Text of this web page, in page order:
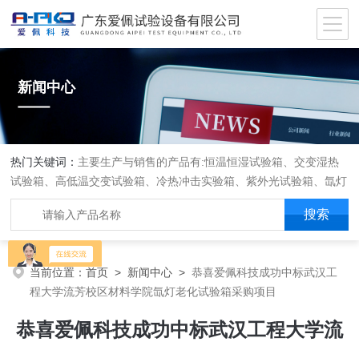
新闻中心
热门关键词： 主要生产与销售的产品有:恒温恒湿试验箱、交变湿热
试验箱、高低温交变试验箱、冷热冲击实验箱、紫外光试验箱、氙灯
老化箱、恒温恒湿实验室、沙尘试验箱、淋雨试验箱、盐水喷雾试验
箱、各种振动试验台、拉力试验机、蒸汽老化试验机、跌落试验机、
插拔力试验机、按健寿命试验机、纸带耐磨擦试验机、工业烘烤箱
当前位置：首页 > 新闻中心 >恭喜爱佩科技成功中标武汉工
程大学流芳校区材料学院氙灯老化试验箱采购项目
恭喜爱佩科技成功中标武汉工程大学流